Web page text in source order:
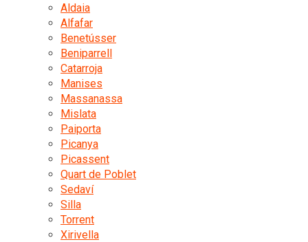
Aldaia
Alfafar
Benetússer
Beniparrell
Catarroja
Manises
Massanassa
Mislata
Paiporta
Picanya
Picassent
Quart de Poblet
Sedaví
Silla
Torrent
Xirivella